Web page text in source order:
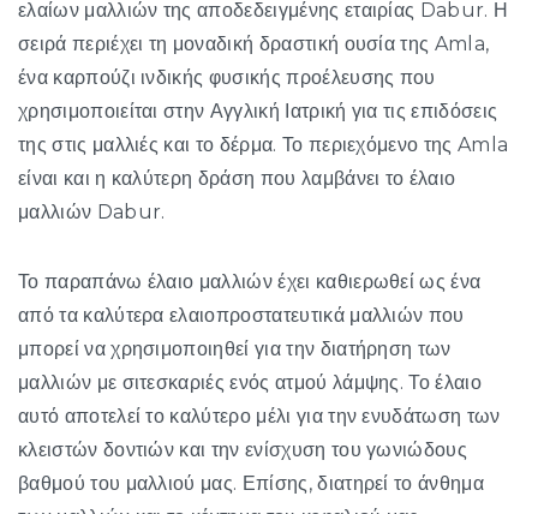
ελαίων μαλλιών της αποδεδειγμένης εταιρίας Dabur. Η
σειρά περιέχει τη μοναδική δραστική ουσία της Amla,
ένα καρπούζι ινδικής φυσικής προέλευσης που
χρησιμοποιείται στην Αγγλική Ιατρική για τις επιδόσεις
της στις μαλλιές και το δέρμα. Το περιεχόμενο της Amla
είναι και η καλύτερη δράση που λαμβάνει το έλαιο
μαλλιών Dabur.
Το παραπάνω έλαιο μαλλιών έχει καθιερωθεί ως ένα
από τα καλύτερα ελαιοπροστατευτικά μαλλιών που
μπορεί να χρησιμοποιηθεί για την διατήρηση των
μαλλιών με σιτεσκαριές ενός ατμού λάμψης. Το έλαιο
αυτό αποτελεί το καλύτερο μέλι για την ενυδάτωση των
κλειστών δοντιών και την ενίσχυση του γωνιώδους
βαθμού του μαλλιού μας. Επίσης, διατηρεί το άνθημα